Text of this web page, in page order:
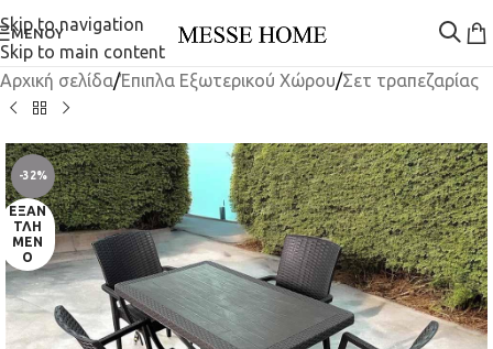
Skip to navigation
Skip to main content
ΜΕΝΟΎ
Αρχική σελίδα/Έπιπλα Εξωτερικού Χώρου/Σετ τραπεζαρίας
-32%
ΕΞΑΝ
ΤΛΗ
ΜΈΝ
Ο